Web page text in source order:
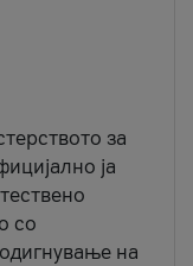
за
ја
со
на